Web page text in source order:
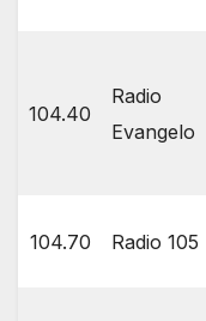
104.40
Radio
Evangelo
104.70 Radio 105